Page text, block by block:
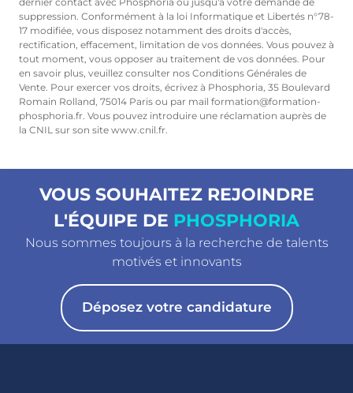
suppression. Conformément à la loi Informatique et Libertés n°78-
17 modifiée, vous disposez notamment des droits d'accès,
rectification, effacement, limitation de vos données. Vous pouvez à
tout moment, vous opposer au traitement de vos données. Pour
en savoir plus, veuillez consulter nos Conditions Générales de
Vente. Pour exercer vos droits, écrivez à Phosphoria, 35 Boulevard
Romain Rolland, 75014 Paris ou par mail formation@formation-
phosphoria.fr. Vous pouvez introduire une réclamation auprès de
la CNIL sur son site www.cnil.fr.
VOUS SOUHAITEZ REJOINDRE
L'ÉQUIPE DE PHOSPHORIA
Nous sommes toujours à la recherche de talents
motivés et innovants
Déposez votre candidature